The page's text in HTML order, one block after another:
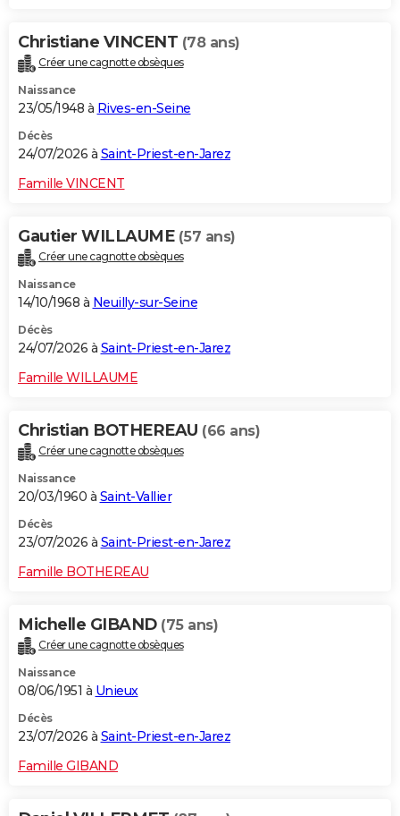
Christiane VINCENT (78 ans)
Créer une cagnotte obsèques
Naissance
23/05/1948 à Rives-en-Seine
Décès
24/07/2026 à Saint-Priest-en-Jarez
Famille VINCENT
Gautier WILLAUME (57 ans)
Créer une cagnotte obsèques
Naissance
14/10/1968 à Neuilly-sur-Seine
Décès
24/07/2026 à Saint-Priest-en-Jarez
Famille WILLAUME
Christian BOTHEREAU (66 ans)
Créer une cagnotte obsèques
Naissance
20/03/1960 à Saint-Vallier
Décès
23/07/2026 à Saint-Priest-en-Jarez
Famille BOTHEREAU
Michelle GIBAND (75 ans)
Créer une cagnotte obsèques
Naissance
08/06/1951 à Unieux
Décès
23/07/2026 à Saint-Priest-en-Jarez
Famille GIBAND